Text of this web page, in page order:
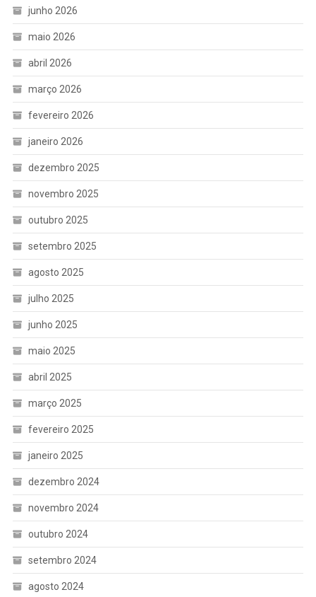
junho 2026
maio 2026
abril 2026
março 2026
fevereiro 2026
janeiro 2026
dezembro 2025
novembro 2025
outubro 2025
setembro 2025
agosto 2025
julho 2025
junho 2025
maio 2025
abril 2025
março 2025
fevereiro 2025
janeiro 2025
dezembro 2024
novembro 2024
outubro 2024
setembro 2024
agosto 2024